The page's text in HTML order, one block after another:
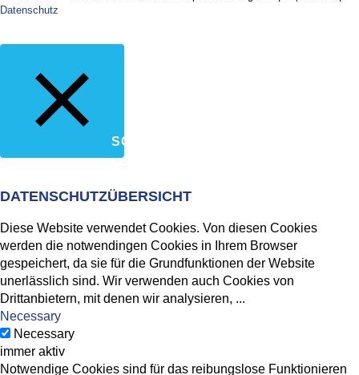
Datenschutz
SCHLIESSEN
DATENSCHUTZÜBERSICHT
Diese Website verwendet Cookies. Von diesen Cookies
werden die notwendingen Cookies in Ihrem Browser
gespeichert, da sie für die Grundfunktionen der Website
unerlässlich sind. Wir verwenden auch Cookies von
Drittanbietern, mit denen wir analysieren, ...
Necessary
Necessary
immer aktiv
Notwendige Cookies sind für das reibungslose Funktionieren